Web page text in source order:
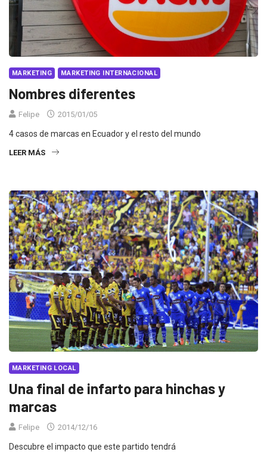
MARKETING MARKETING INTERNACIONAL
Nombres diferentes
Felipe 2015/01/05
4 casos de marcas en Ecuador y el resto del mundo
LEER MÁS
MARKETING LOCAL
Una final de infarto para hinchas y
marcas
Felipe 2014/12/16
Descubre el impacto que este partido tendrá